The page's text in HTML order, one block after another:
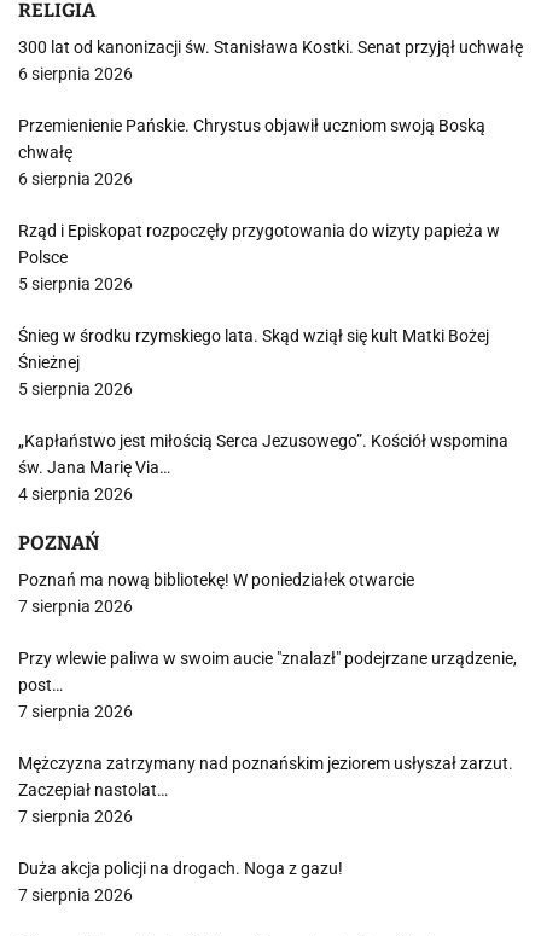
RELIGIA
300 lat od kanonizacji św. Stanisława Kostki. Senat przyjął uchwałę
6 sierpnia 2026
Przemienienie Pańskie. Chrystus objawił uczniom swoją Boską
chwałę
6 sierpnia 2026
Rząd i Episkopat rozpoczęły przygotowania do wizyty papieża w
Polsce
5 sierpnia 2026
Śnieg w środku rzymskiego lata. Skąd wziął się kult Matki Bożej
Śnieżnej
5 sierpnia 2026
„Kapłaństwo jest miłością Serca Jezusowego”. Kościół wspomina
św. Jana Marię Via…
4 sierpnia 2026
POZNAŃ
Poznań ma nową bibliotekę! W poniedziałek otwarcie
7 sierpnia 2026
Przy wlewie paliwa w swoim aucie "znalazł" podejrzane urządzenie,
post…
7 sierpnia 2026
Mężczyzna zatrzymany nad poznańskim jeziorem usłyszał zarzut.
Zaczepiał nastolat…
7 sierpnia 2026
Duża akcja policji na drogach. Noga z gazu!
7 sierpnia 2026